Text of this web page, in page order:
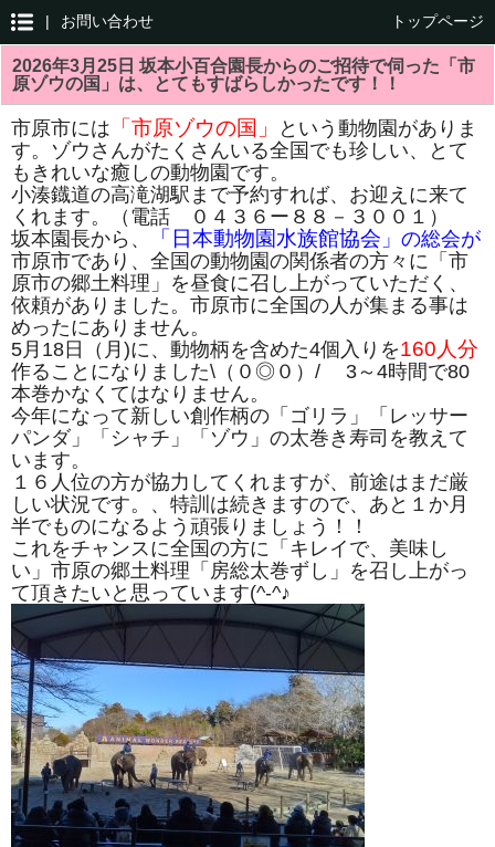
| お問い合わせ トップページ
2026年3月25日 坂本小百合園長からのご招待で伺った「市
原ゾウの国」は、とてもすばらしかったです！！
市原市には 「市原ゾウの国」
という動物園がありま
す。ゾウさんがたくさんいる全国でも珍しい、とて
もきれいな癒しの動物園です。
小湊鐡道の高滝湖駅まで予約すれば、お迎えに来て
くれます。（電話 ０４３６ー８８－３００１）
坂本園長から、
「日本動物園水族館協会 」の総会が
市原市であり、全国の動物園の関係者の方々に「市
原市の郷土料理」を昼食に召し上がっていただく、
依頼がありました。市原市に全国の人が集まる事は
めったにありません。
5月18日（月)に、動物柄を含めた4個入りを160人分
作ることになりました\（０◎０）/ 3～4時間で80
本巻かなくてはなりません。
今年になって新しい創作柄の「ゴリラ」「レッサー
パンダ」「シャチ」「ゾウ」の太巻き寿司を教えて
います。
１６人位の方が協力してくれますが、前途はまだ厳
しい状況です。、特訓は続きますので、あと１か月
半でものになるよう頑張りましょう！！
これをチャンスに全国の方に「キレイで、美味し
い」市原の郷土料理「房総太巻ずし」を召し上がっ
て頂きたいと思っています(^-^♪